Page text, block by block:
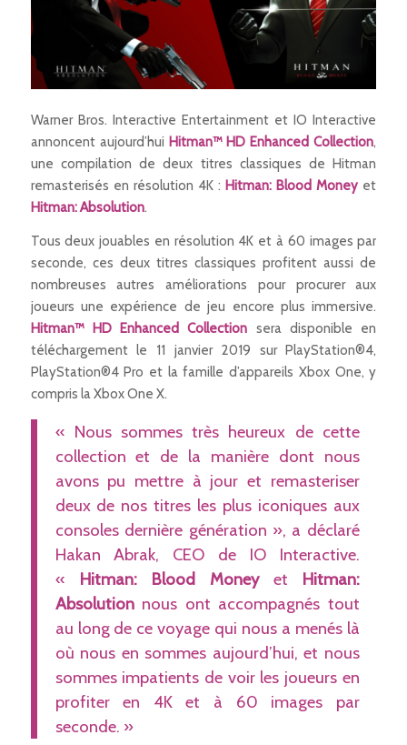
Warner Bros. Interactive Entertainment et IO Interactive
annoncent aujourd’hui Hitman™ HD Enhanced Collection,
une compilation de deux titres classiques de Hitman
remasterisés en résolution 4K : Hitman: Blood Money et
Hitman: Absolution.
Tous deux jouables en résolution 4K et à 60 images par
seconde, ces deux titres classiques profitent aussi de
nombreuses autres améliorations pour procurer aux
joueurs une expérience de jeu encore plus immersive.
Hitman™ HD Enhanced Collection sera disponible en
téléchargement le 11 janvier 2019 sur PlayStation®4,
PlayStation®4 Pro et la famille d’appareils Xbox One, y
compris la Xbox One X.
« Nous sommes très heureux de cette
collection et de la manière dont nous
avons pu mettre à jour et remasteriser
deux de nos titres les plus iconiques aux
consoles dernière génération », a déclaré
Hakan Abrak, CEO de IO Interactive.
« Hitman: Blood Moneyet Hitman:
Absolutionnous ont accompagnés tout
au long de ce voyage qui nous a menés là
où nous en sommes aujourd’hui, et nous
sommes impatients de voir les joueurs en
profiter en 4K et à 60 images par
seconde. »